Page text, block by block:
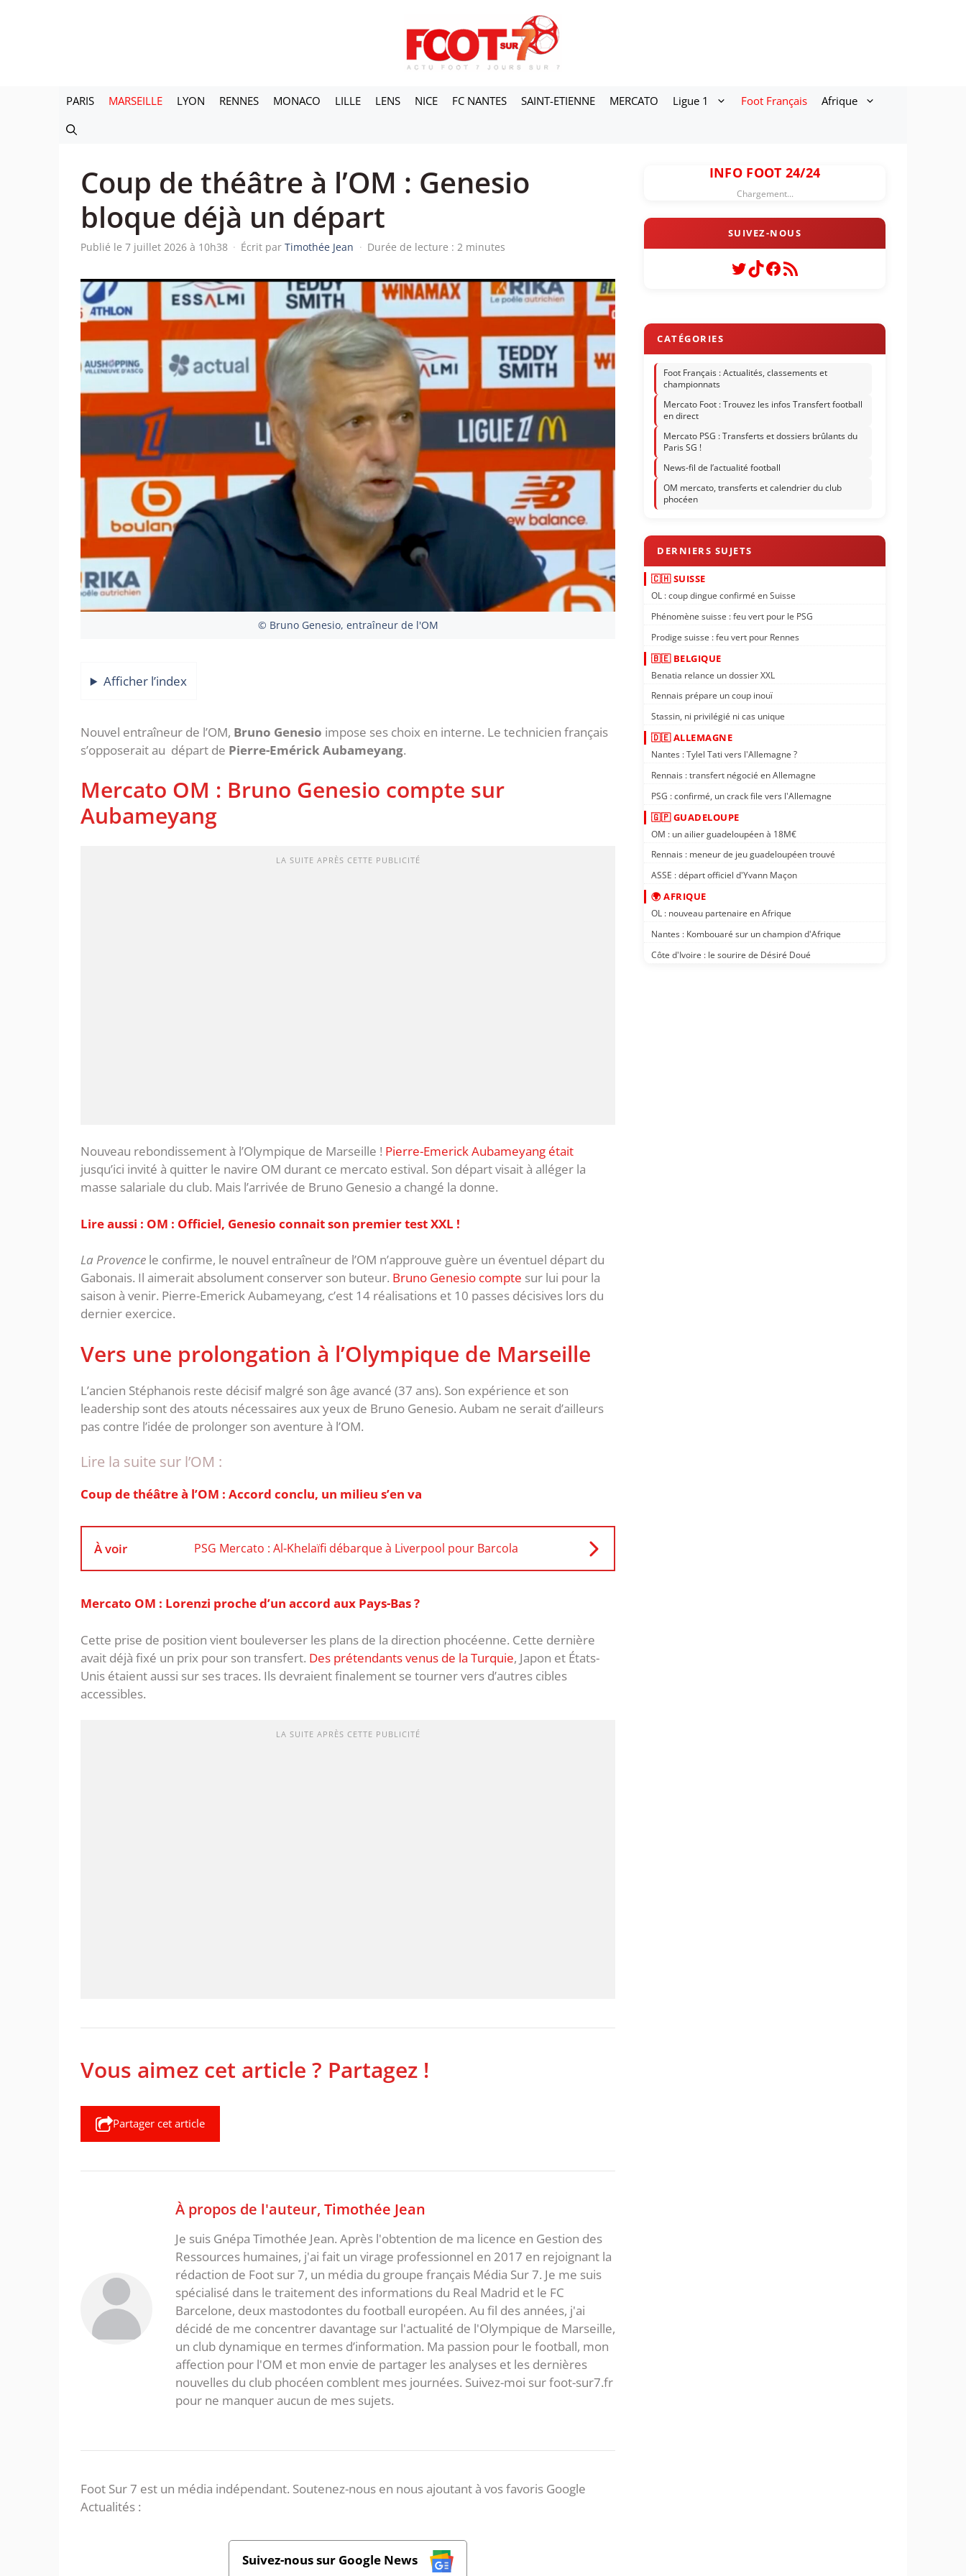
PARIS MARSEILLE LYON RENNES MONACO LILLE LENS NICE FC NANTES SAINT-ETIENNE MERCATO Ligue 1 Foot Français Afrique
Coup de théâtre à l’OM : Genesio
bloque déjà un départ
Publié le 7 juillet 2026 à 10h38 · Écrit parTimothée Jean · Durée de lecture : 2 minutes
© Bruno Genesio, entraîneur de l'OM
Afficher l’index
Nouvel entraîneur de l’OM, Bruno Genesio impose ses choix en interne. Le technicien français
s’opposerait au départ de Pierre-Emérick Aubameyang.
Mercato OM : Bruno Genesio compte sur
Aubameyang
LA SUITE APRÈS CETTE PUBLICITÉ
Nouveau rebondissement à l’Olympique de Marseille ! Pierre-Emerick Aubameyang était
jusqu’ici invité à quitter le navire OM durant ce mercato estival. Son départ visait à alléger la
masse salariale du club. Mais l’arrivée de Bruno Genesio a changé la donne.
Lire aussi : OM : Officiel, Genesio connait son premier test XXL !
La Provence le confirme, le nouvel entraîneur de l’OM n’approuve guère un éventuel départ du
Gabonais. Il aimerait absolument conserver son buteur. Bruno Genesio compte sur lui pour la
saison à venir. Pierre-Emerick Aubameyang, c’est 14 réalisations et 10 passes décisives lors du
dernier exercice.
Vers une prolongation à l’Olympique de Marseille
L’ancien Stéphanois reste décisif malgré son âge avancé (37 ans). Son expérience et son
leadership sont des atouts nécessaires aux yeux de Bruno Genesio. Aubam ne serait d’ailleurs
pas contre l’idée de prolonger son aventure à l’OM.
Lire la suite sur l’OM :
Coup de théâtre à l’OM : Accord conclu, un milieu s’en va
À voir PSG Mercato : Al-Khelaïfi débarque à Liverpool pour Barcola
Mercato OM : Lorenzi proche d’un accord aux Pays-Bas ?
Cette prise de position vient bouleverser les plans de la direction phocéenne. Cette dernière
avait déjà fixé un prix pour son transfert. Des prétendants venus de la Turquie, Japon et États-
Unis étaient aussi sur ses traces. Ils devraient finalement se tourner vers d’autres cibles
accessibles.
LA SUITE APRÈS CETTE PUBLICITÉ
Vous aimez cet article ? Partagez !
Partager cet article
À propos de l'auteur, Timothée Jean
Je suis Gnépa Timothée Jean. Après l'obtention de ma licence en Gestion des
Ressources humaines, j'ai fait un virage professionnel en 2017 en rejoignant la
rédaction de Foot sur 7, un média du groupe français Média Sur 7. Je me suis
spécialisé dans le traitement des informations du Real Madrid et le FC
Barcelone, deux mastodontes du football européen. Au fil des années, j'ai
décidé de me concentrer davantage sur l'actualité de l'Olympique de Marseille,
un club dynamique en termes d’information. Ma passion pour le football, mon
affection pour l'OM et mon envie de partager les analyses et les dernières
nouvelles du club phocéen comblent mes journées. Suivez-moi sur foot-sur7.fr
pour ne manquer aucun de mes sujets.
Foot Sur 7 est un média indépendant. Soutenez-nous en nous ajoutant à vos favoris Google
Actualités :
Suivez-nous sur Google News
INFO FOOT 24/24
Chargement...
Twitter
TikTok
Facebook
Flux RSS
Foot Français : Actualités, classements et
championnats
Mercato Foot : Trouvez les infos Transfert football
en direct
Mercato PSG : Transferts et dossiers brûlants du
Paris SG !
News-fil de l’actualité football
OM mercato, transferts et calendrier du club
phocéen
🇨🇭 SUISSE
OL : coup dingue confirmé en Suisse
Phénomène suisse : feu vert pour le PSG
Prodige suisse : feu vert pour Rennes
🇧🇪 BELGIQUE
Benatia relance un dossier XXL
Rennais prépare un coup inouï
Stassin, ni privilégié ni cas unique
🇩🇪 ALLEMAGNE
Nantes : Tylel Tati vers l'Allemagne ?
Rennais : transfert négocié en Allemagne
PSG : confirmé, un crack file vers l'Allemagne
🇬🇵 GUADELOUPE
OM : un ailier guadeloupéen à 18M€
Rennais : meneur de jeu guadeloupéen trouvé
ASSE : départ officiel d'Yvann Maçon
🌍 AFRIQUE
OL : nouveau partenaire en Afrique
Nantes : Kombouaré sur un champion d'Afrique
Côte d'Ivoire : le sourire de Désiré Doué